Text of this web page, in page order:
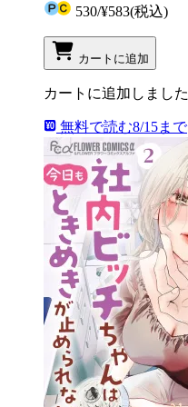
530/¥583(税込)
カートに追加
カートに追加しました
無料で読む8/15まで